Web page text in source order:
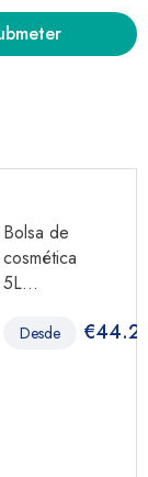
Bolsa de
cosmética
5L...
Desde €